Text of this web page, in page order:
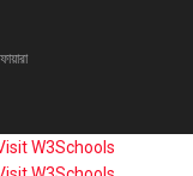
W3Schools